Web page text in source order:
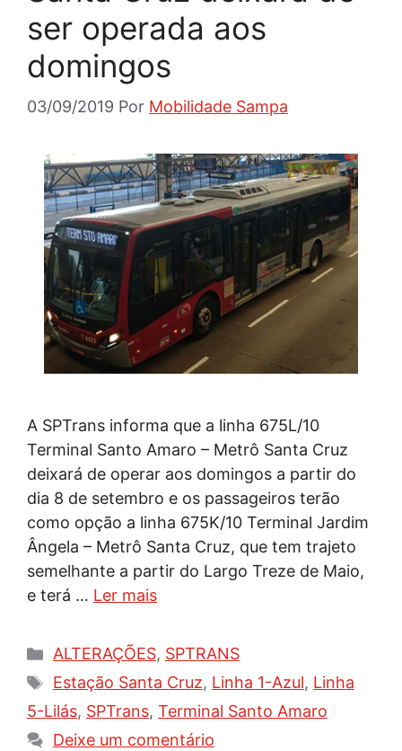
ser operada aos
domingos
03/09/2019 Por Mobilidade Sampa
A SPTrans informa que a linha 675L/10
Terminal Santo Amaro – Metrô Santa Cruz
deixará de operar aos domingos a partir do
dia 8 de setembro e os passageiros terão
como opção a linha 675K/10 Terminal Jardim
Ângela – Metrô Santa Cruz, que tem trajeto
semelhante a partir do Largo Treze de Maio,
e terá … Ler mais
Categorias
ALTERAÇÕES, SPTRANS
Tags
Estação Santa Cruz, Linha 1-Azul, Linha
5-Lilás, SPTrans, Terminal Santo Amaro
Deixe um comentário